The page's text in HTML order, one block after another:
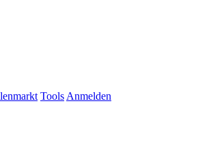
Tools Anmelden